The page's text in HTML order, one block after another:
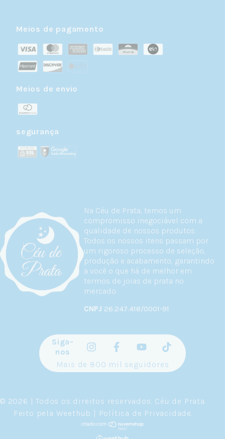
Na Céu de Prata, temos um
compromisso inegociável com a
qualidade de nossos produtos.
Todos os nossos itens passam por
um rigoroso processo de seleção,
produção e acabamento, garantindo
a você o que há de melhor em
termos de joias de prata no
mercado.
CNPJ 26.247.418/0001-91
Meios de pagamento
Meios de envio
segurança
Siga-
nos
Mais de 800 mil seguidores
© 2026 | Todos os direitos reservados. Céu de Prata
Feito pela Weethub | Política de Privacidade